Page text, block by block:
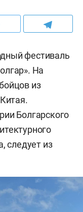
фестиваль
На
из
Болгарского
следует из